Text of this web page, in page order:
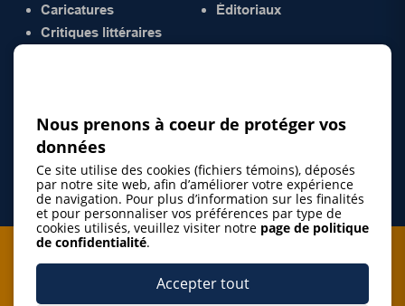
Caricatures
Critiques littéraires
Éditoriaux
Je m'abonne à l'infolettre
Nous prenons à coeur de protéger vos
données
Ce site utilise des cookies (fichiers témoins), déposés
par notre site web, afin d’améliorer votre expérience
de navigation. Pour plus d’information sur les finalités
et pour personnaliser vos préférences par type de
cookies utilisés, veuillez visiter notre page de politique
de confidentialité.
Accepter tout